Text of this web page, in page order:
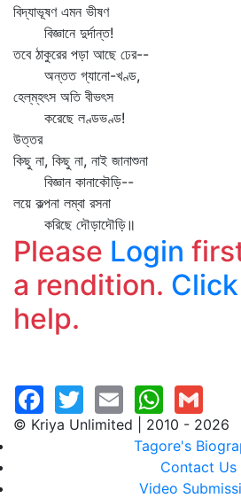
বিদ্যাভূষণ এমন ভীষণ
বিজ্ঞানে দুর্দান্ত!
তবে ঠাকুরের পড়া আছে ঢের--
অন্তত গ্যানো-খণ্ড,
হেল্‌ম্‌হৎস অতি বীভৎস
করেছে লণ্ডভণ্ড!
উত্তর
কিছু না, কিছু না, নাই জানাশুনা
বিজ্ঞান কানাকৌড়ি--
লয়ে কল্পনা লম্বা রসনা
করিছে দৌড়াদৌড়ি॥
Please Login
a rendition.
help.
© Kriya Unlimited | 2010 - 2026
Tagore's
Contact Us
Video